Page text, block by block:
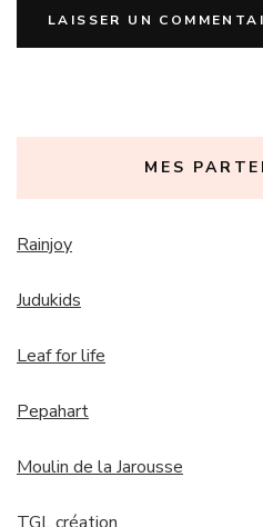
MES
Rainjoy
Judukids
Leaf for life
Pepahart
Moulin de la Jarousse